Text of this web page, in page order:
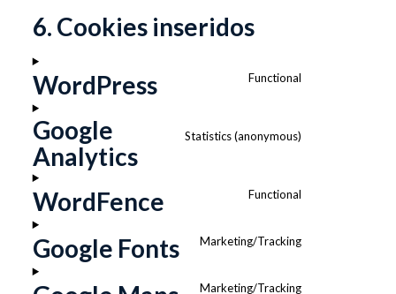
6. Cookies inseridos
WordPress
Functional
Google
Analytics
Statistics (anonymous)
WordFence
Functional
Google Fonts
Marketing/Tracking
Marketing/Tracking